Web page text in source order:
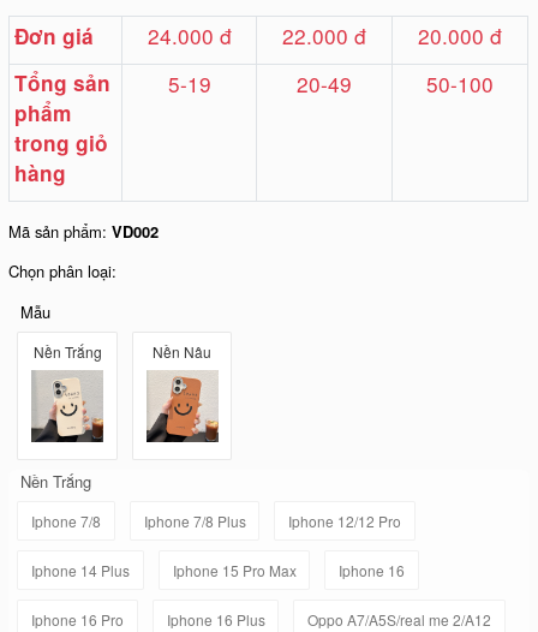
Đơn giá 24.000 đ 22.000 đ 20.000 đ
Tổng sản
phẩm
trong giỏ
hàng
5-19 20-49 50-100
Mã sản phẩm:VD002
Chọn phân loại:
Mẫu
Nền Trắng Nền Nâu
Nền Trắng
Iphone 7/8 Iphone 7/8 Plus Iphone 12/12 Pro
Iphone 14 Plus Iphone 15 Pro Max Iphone 16
Iphone 16 Pro Iphone 16 Plus Oppo A7/A5S/real me 2/A12